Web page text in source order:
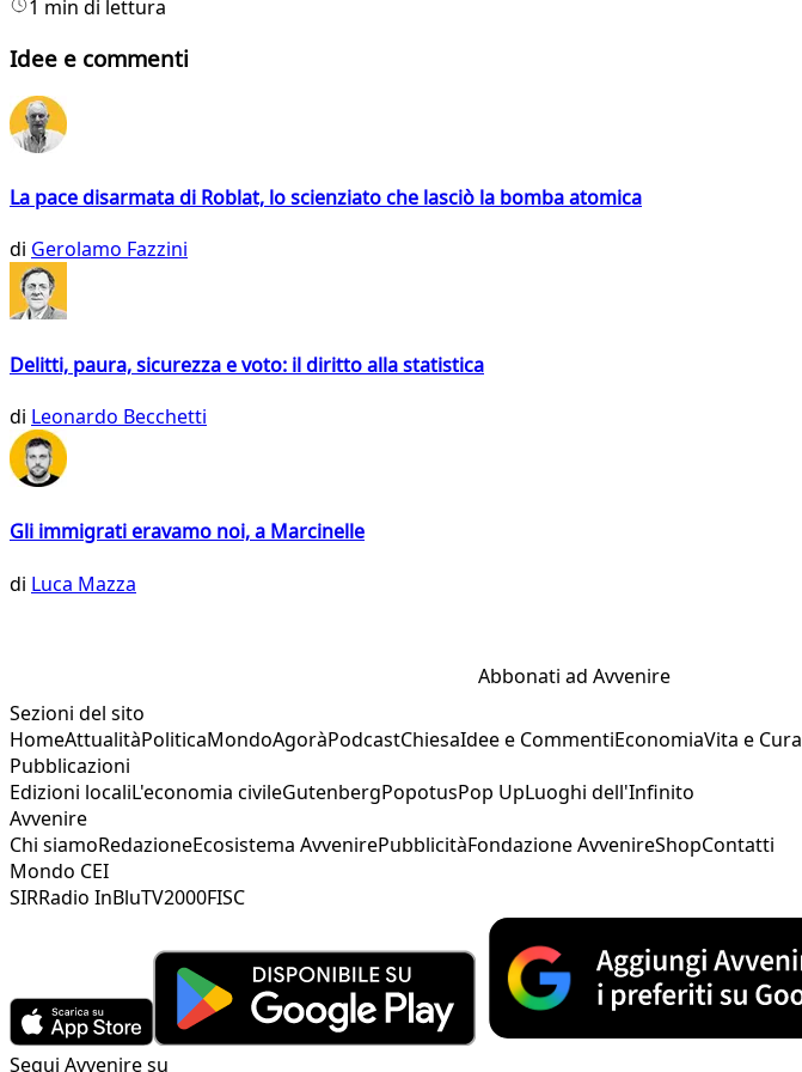
1 min di lettura
Idee e commenti
La pace disarmata di Roblat, lo scienziato che lasciò la bomba atomica
di Gerolamo Fazzini
Delitti, paura, sicurezza e voto: il diritto alla statistica
di Leonardo Becchetti
Gli immigrati eravamo noi, a Marcinelle
di Luca Mazza
Abbonati ad Avvenire
Sezioni del sito
HomeAttualitàPoliticaMondoAgoràPodcastChiesaIdee e CommentiEconomiaVita e Cura
Pubblicazioni
Edizioni localiL'economia civileGutenbergPopotusPop UpLuoghi dell'Infinito
Avvenire
Chi siamoRedazioneEcosistema AvvenirePubblicitàFondazione AvvenireShopContatti
Mondo CEI
SIRRadio InBluTV2000FISC
Segui Avvenire su